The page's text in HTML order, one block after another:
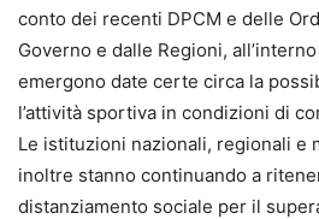
conto dei recenti DPCM e delle
Governo e dalle Regioni,
emergono date certe circa la
l’attività sportiva in condizioni
Le istituzioni nazionali, regionali e
inoltre stanno continuando a
distanziamento sociale per il